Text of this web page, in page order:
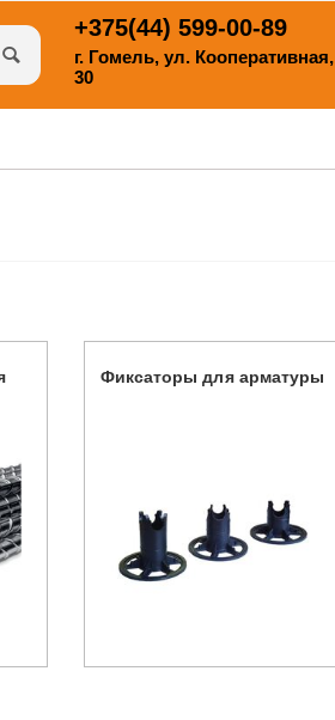
+375(44) 599-00-89
г. Гомель, ул. Кооперативная,
30
Фиксаторы для арматуры